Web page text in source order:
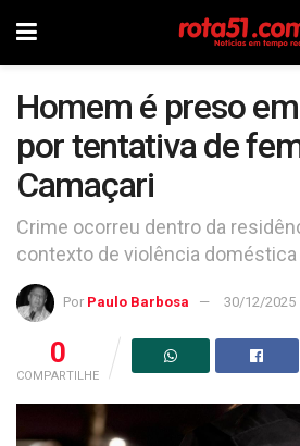
Homem é preso
por tentativa de
Camaçari
Crime ocorreu dentro da
contexto de violência doméstica
Por Paulo Barbosa 30/12/2025
0
COMPARTILHE